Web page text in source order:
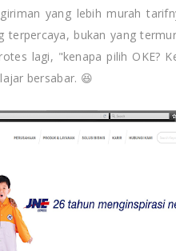
yang lebih murah
terpercaya, bukan yang
lagi, "kenapa pilih OKE?
bersabar. 😆